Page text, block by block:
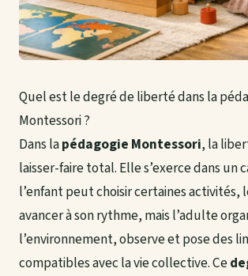
Quel est le degré de liberté dans la
Montessori ?
Dans lapédagogie Montessori, la
laisser-faire total. Elle s’exerce dans un
l’enfant peut choisir certaines activités,
avancer à son rythme, mais l’adulte
l’environnement, observe et pose des
compatibles avec la vie collective. Ce